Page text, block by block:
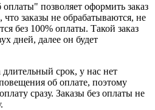
позволяет оформить заказ
заказы не обрабатываются, не
без 100% оплаты. Такой заказ
дней, далее он будет
срок, у нас нет
об оплате, поэтому
сразу. Заказы без оплаты не